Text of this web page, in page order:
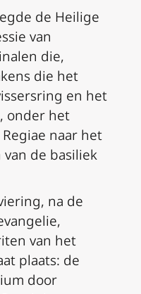
de Heilige
van
die,
die het
en het
onder het
naar het
de basiliek
na de
van het
plaats: de
door